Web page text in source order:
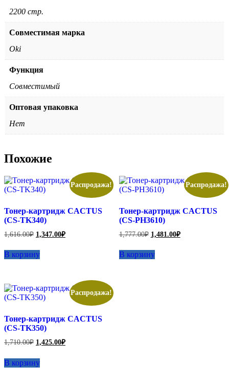
2200 стр.
Совместимая марка
Oki
Функция
Совместимый
Оптовая упаковка
Нет
Похожие
Распродажа!
Тонер-картридж CACTUS
(CS-TK340)
1,616.00₽ Первоначальная
цена
составляла
1,616.00₽.
1,347.00₽Текущая
цена:
В корзину
Распродажа!
Тонер-картридж CACTUS
(CS-PH3610)
1,777.00₽ Первоначальная
цена
составляла
1,777.00₽.
1,481.00₽Текущая
цена:
В корзину
Распродажа!
Тонер-картридж CACTUS
(CS-TK350)
1,710.00₽ Первоначальная
составляла
1,710.00₽.
1,425.00₽Текущая
В корзину